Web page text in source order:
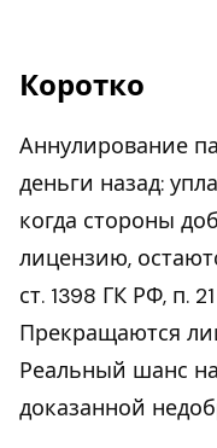
Коротко
Аннулирование
деньги назад:
когда стороны
лицензию,
ст. 1398 ГК РФ, п.
Прекращаются
Реальный шанс
доказанной